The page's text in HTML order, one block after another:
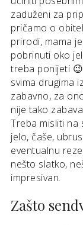
zaduženi za
pričamo o
prirodi, mama
pobrinuti oko
treba ponijeti
svima drugima
zabavno, za
nije tako
Treba misliti na
jelo, čaše,
eventualnu
nešto slatko,
impresivan.
Zašto